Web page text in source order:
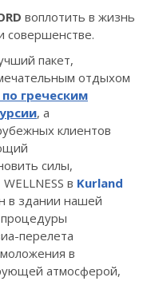
воплотить в жизнь
совершенстве.
пакет,
отдыхом
греческим
, а
клиентов
силы,
в Kurland
в здании нашей
перелета
в
атмосферой,